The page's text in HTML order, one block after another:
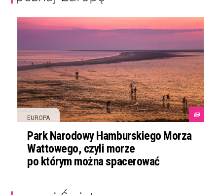
EUROPA
Park Narodowy Hamburskiego Morza
Wattowego, czyli morze
po którym można spacerować